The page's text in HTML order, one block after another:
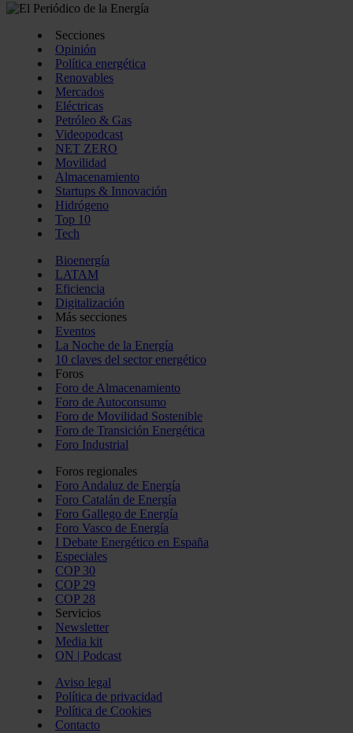
Secciones
Opinión
Política energética
Renovables
Mercados
Eléctricas
Petróleo & Gas
Videopodcast
NET ZERO
Movilidad
Almacenamiento
Startups & Innovación
Hidrógeno
Top 10
Tech
Bioenergía
LATAM
Eficiencia
Digitalización
Más secciones
Eventos
La Noche de la Energía
10 claves del sector energético
Foros
Foro de Almacenamiento
Foro de Autoconsumo
Foro de Movilidad Sostenible
Foro de Transición Energética
Foro Industrial
Foros regionales
Foro Andaluz de Energía
Foro Catalán de Energía
Foro Gallego de Energía
Foro Vasco de Energía
I Debate Energético en España
Especiales
COP 30
COP 29
COP 28
Servicios
Newsletter
Media kit
ON | Podcast
Aviso legal
Política de privacidad
Política de Cookies
Contacto